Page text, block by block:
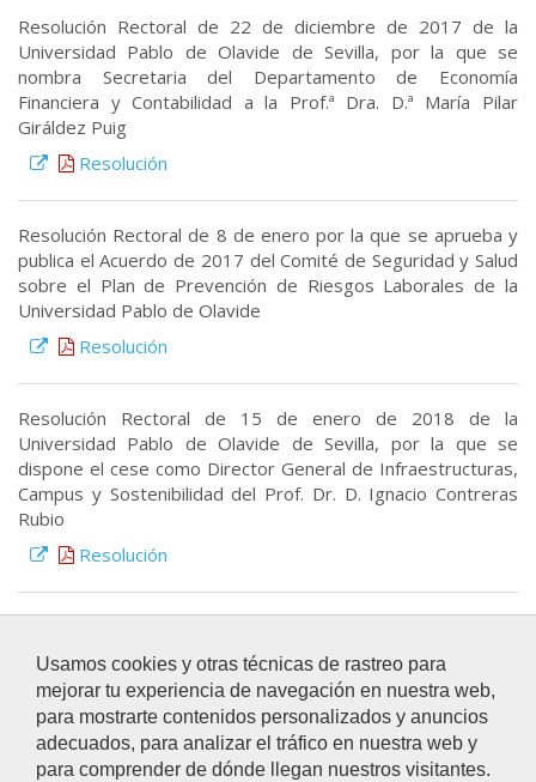
Usamos cookies y otras técnicas de rastreo para
mejorar tu experiencia de navegación en nuestra web,
para mostrarte contenidos personalizados y anuncios
adecuados, para analizar el tráfico en nuestra web y
para comprender de dónde llegan nuestros visitantes.
Resolución Rectoral de 22 de diciembre de 2017 de la
Universidad Pablo de Olavide de Sevilla, por la que se
nombra Secretaria del Departamento de Economía
Financiera y Contabilidad a la Prof.ª Dra. D.ª María Pilar
Giráldez Puig
Resolución
Resolución Rectoral de 8 de enero por la que se aprueba y
publica el Acuerdo de 2017 del Comité de Seguridad y Salud
sobre el Plan de Prevención de Riesgos Laborales de la
Universidad Pablo de Olavide
Resolución
Resolución Rectoral de 15 de enero de 2018 de la
Universidad Pablo de Olavide de Sevilla, por la que se
dispone el cese como Director General de Infraestructuras,
Campus y Sostenibilidad del Prof. Dr. D. Ignacio Contreras
Rubio
Resolución
Universidad Pablo de Olavide de Sevilla, por la que se
nombra Director General de Infraestructuras, Campus y
Sostenibilidad al Prof. Dr. D. Francisco Martínez Álvarez
Resolución